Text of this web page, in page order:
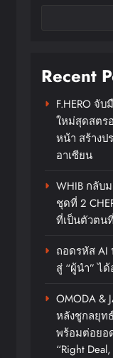
Recent
F.HERO จั
ใหม่สุดสตร
หน้า สร้างป
อาเซียน
WHIB กลับ
ชุดที่ 2
ที่เป็นตัวตน
ถอดรหัส AI
สู่ “ผู้นำ” ไ
OMODA &
หลังชูกลยุท
พร้อมต่อยอ
“Right